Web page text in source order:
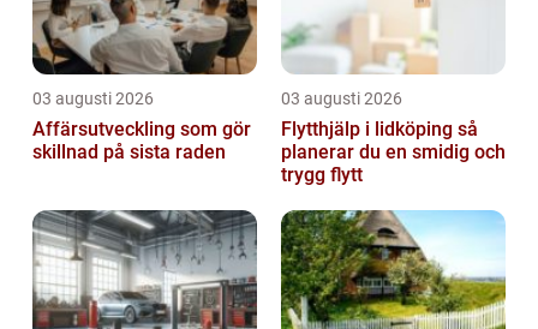
03 augusti 2026
Affärsutveckling som gör
skillnad på sista raden
03 augusti 2026
Flytthjälp i lidköping så
planerar du en smidig och
trygg flytt